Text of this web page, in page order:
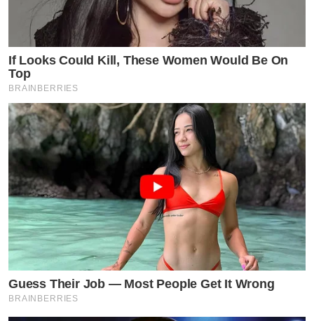
If Looks Could Kill, These Women Would Be On
Top
BRAINBERRIES
Guess Their Job — Most People Get It Wrong
BRAINBERRIES